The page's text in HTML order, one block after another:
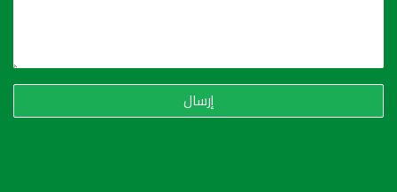
إرسال